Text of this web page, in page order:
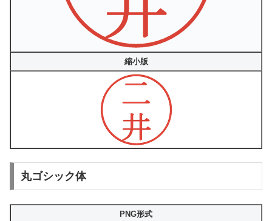
縮小版
丸ゴシック体
PNG形式